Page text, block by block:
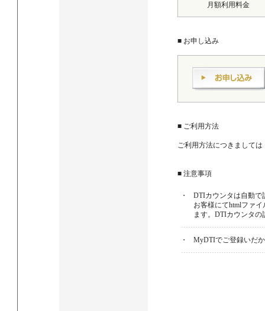
月額利用料金
■ お申し込み
■ ご利用方法
ご利用方法につきまして
■ 注意事項
・
DTIカウンタは自動で
お客様にてhtmlファ
ます。DTIカウンタ
・ MyDTIでご登録いだ